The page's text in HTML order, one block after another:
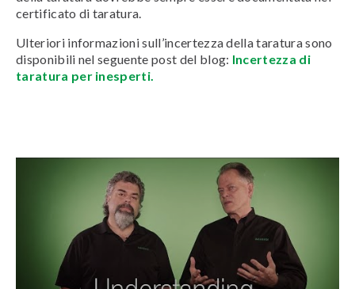
certificato di taratura.
Ulteriori informazioni sull’incertezza della taratura sono
disponibili nel seguente post del blog: Incertezza di
taratura per inesperti.